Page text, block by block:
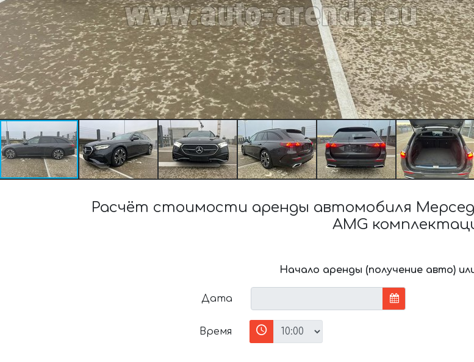
Расчёт стоимости аренды автомобиля
AMG
Начало аренды (получение авто)
Дата
Время